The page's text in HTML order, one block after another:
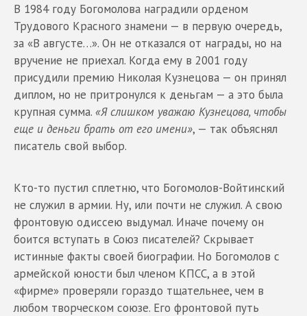
В 1984 году Богомолова наградили орденом
Трудового Красного знамени — в первую очередь,
за «В августе…». Он не отказался от награды, но на
вручение не приехал. Когда ему в 2001 году
присудили премию Николая Кузнецова — он принял
диплом, но не притронулся к деньгам — а это была
крупная сумма. «Я слишком уважаю Кузнецова, чтобы
еще и деньги брать от его имени», — так объяснял
писатель свой выбор.
Кто-то пустил сплетню, что Богомолов-Войтинский
не служил в армии. Ну, или почти не служил. А свою
фронтовую одиссею выдумал. Иначе почему он
боится вступать в Союз писателей? Скрывает
истинные факты своей биографии. Но Богомолов с
армейской юности был членом КПСС, а в этой
«фирме» проверяли гораздо тщательнее, чем в
любом творческом союзе. Его фронтовой путь